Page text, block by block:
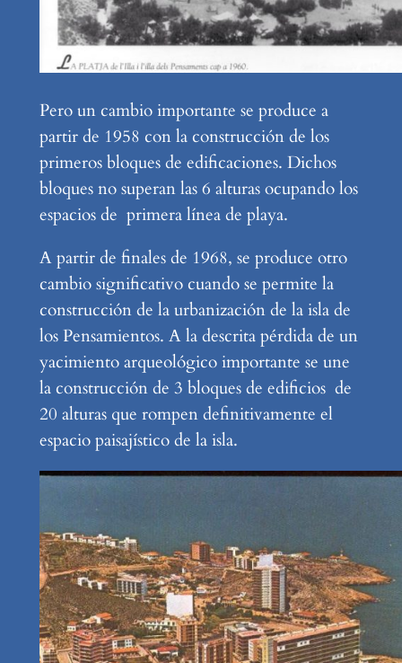
Pero un cambio importante se produce a
partir de 1958 con la construcción de los
primeros bloques de edificaciones. Dichos
bloques no superan las 6 alturas ocupando los
espacios de primera línea de playa.
A partir de finales de 1968, se produce otro
cambio significativo cuando se permite la
construcción de la urbanización de la isla de
los Pensamientos. A la descrita pérdida de un
yacimiento arqueológico importante se une
la construcción de 3 bloques de edificios de
20 alturas que rompen definitivamente el
espacio paisajístico de la isla.